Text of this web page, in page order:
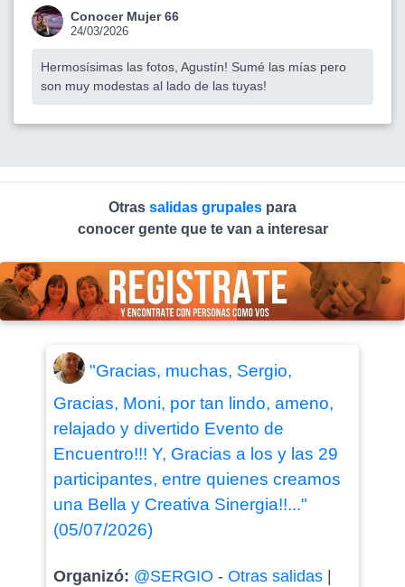
Conocer Mujer 66
24/03/2026
Hermosísimas las fotos, Agustín! Sumé las mías pero
son muy modestas al lado de las tuyas!
Otras salidas grupales para
conocer gente que te van a interesar
"Gracias, muchas, Sergio,
Gracias, Moni, por tan lindo, ameno,
relajado y divertido Evento de
Encuentro!!! Y, Gracias a los y las 29
participantes, entre quienes creamos
una Bella y Creativa Sinergia!!..."
(05/07/2026)
Organizó: @SERGIO - Otras salidas|